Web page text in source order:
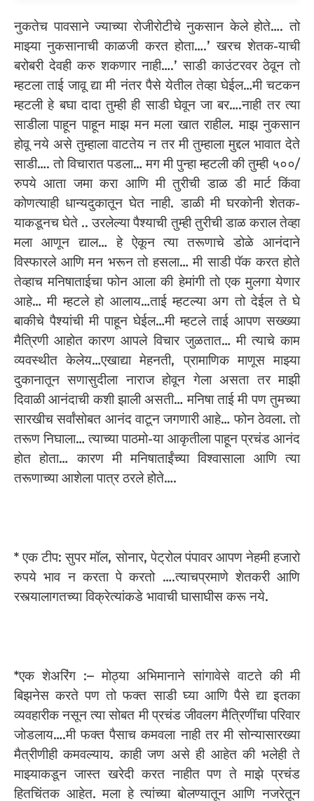
नुकतेच पावसाने ज्याच्या रोजीरोटीचे नुकसान केले होते…. तो
माझ्या नुकसानाची काळजी करत होता….’ खरच शेतक-याची
बरोबरी देवही करु शकणार नाही….’ साडी काउंटरवर ठेवून तो
म्हटला ताई जावू द्या मी नंतर पैसे येतील तेव्हा घेईल…मी चटकन
म्हटली हे बघा दादा तुम्ही ही साडी घेवून जा बर….नाही तर त्या
साडीला पाहून पाहून माझ मन मला खात राहील. माझ नुकसान
होवू नये असे तुम्हाला वाटतेय न तर मी तुम्हाला मुद्दल भावात देते
साडी…. तो विचारात पडला… मग मी पुन्हा म्हटली की तुम्ही ५००/
रुपये आता जमा करा आणि मी तुरीची डाळ डी मार्ट किंवा
कोणत्याही धान्यदुकातून घेत नाही. डाळी मी घरकोनी शेतक-
याकडूनच घेते .. उरलेल्या पैश्याची तुम्ही तुरीची डाळ कराल तेव्हा
मला आणून द्याल… हे ऐकून त्या तरूणाचे डोळे आनंदाने
विस्फारले आणि मन भरून तो हसला… मी साडी पॅक करत होते
तेव्हाच मनिषाताईचा फोन आला की हेमांगी तो एक मुलगा येणार
आहे… मी म्हटले हो आलाय…ताई म्हटल्या अग तो देईल ते घे
बाकीचे पैश्यांची मी पाहून घेईल…मी म्हटले ताई आपण सख्ख्या
मैत्रिणी आहोत कारण आपले विचार जुळतात… मी त्याचे काम
व्यवस्थीत केलेय…एखाद्या मेहनती, प्रामाणिक माणूस माझ्या
दुकानातून सणासुदीला नाराज होवून गेला असता तर माझी
दिवाळी आनंदाची कशी झाली असती… मनिषा ताई मी पण तुमच्या
सारखीच सर्वांसोबत आनंद वाटून जगणारी आहे… फोन ठेवला. तो
तरूण निघाला… त्याच्या पाठमो-या आकृतीला पाहून प्रचंड आनंद
होत होता… कारण मी मनिषाताईंच्या विश्वासाला आणि त्या
तरूणाच्या आशेला पात्र ठरले होते….
* एक टीप: सुपर मॉल, सोनार, पेट्रोल पंपावर आपण नेहमी हजारो
रुपये भाव न करता पे करतो ….त्याचप्रमाणे शेतकरी आणि
रस्त्यालागतच्या विक्रेत्यांकडे भावाची घासाघीस करू नये.
*एक शेअरिंग :– मोठ्या अभिमानाने सांगावेसे वाटते की मी
बिझनेस करते पण तो फक्त साडी घ्या आणि पैसे द्या इतका
व्यवहारीक नसून त्या सोबत मी प्रचंड जीवलग मैत्रिणींचा परिवार
जोडलाय….मी फक्त पैसाच कमवला नाही तर मी सोन्यासारख्या
मैत्रीणीही कमवल्याय. काही जण असे ही आहेत की भलेही ते
माझ्याकडून जास्त खरेदी करत नाहीत पण ते माझे प्रचंड
हितचिंतक आहेत. मला हे त्यांच्या बोलण्यातून आणि नजरेतून